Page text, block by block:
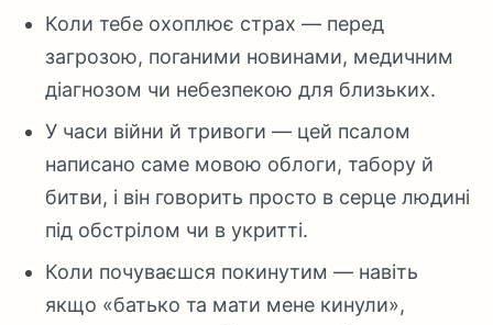
Коли тебе охоплює страх — перед
загрозою, поганими новинами, медичним
діагнозом чи небезпекою для близьких.
У часи війни й тривоги — цей псалом
написано саме мовою облоги, табору й
битви, і він говорить просто в серце людині
під обстрілом чи в укритті.
Коли почуваєшся покинутим — навіть
якщо «батько та мати мене кинули»,